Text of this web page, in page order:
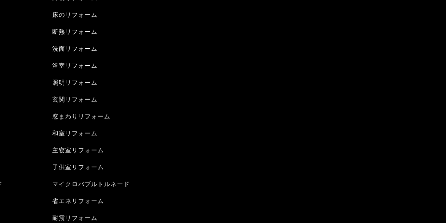
床のリフォーム
断熱リフォーム
洗面リフォーム
浴室リフォーム
照明リフォーム
玄関リフォーム
窓まわりリフォーム
和室リフォーム
主寝室リフォーム
子供室リフォーム
マイクロバブルトルネード
省エネリフォーム
耐震リフォーム